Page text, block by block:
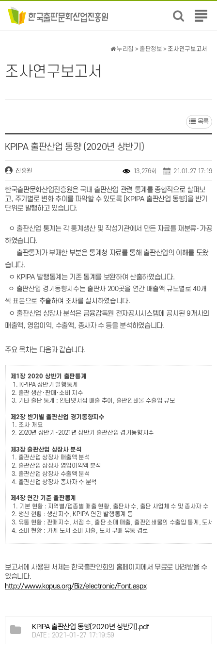
전
뉴
조사연구보고서
누리집 > 출판정보 > 조사연구보고서
목록
KPIPA 출판산업 동향 (2020년 상반기)
진흥원 13,276회 21.01.27 17:19
한국출판문화산업진흥원은 국내 출판산업 관련 통계를 종합적으로 살펴보
고, 주기별로 변화 추이를 파악할 수 있도록 [KPIPA 출판산업 동향] 을 반기
단위로 발행하고 있습니다.
ㅇ 출판산업 통계는 각 통계생산 및 작성기관에서 만든 자료를 재분류･가공
하였습니다.
출판통계가 부재한 부분은 통계청 자료를 통해 출판산업의 이해를 도왔
습니다.
ㅇ KPIPA 발행통계는 기존 통계를 보완하여 산출하였습니다.
ㅇ 출판산업 경기동향지수는 출판사 200곳을 연간 매출액 규모별로 40개
씩 표본으로 추출하여 조사를 실시하였습니다.
ㅇ 출판산업 상장사 분석은 금융감독원 전자공시시스템에 공시된9개사의
매출액, 영업이익, 수출액, 종사자 수 등을 분석하였습니다.
주요 목차는 다음과 같습니다.
제 1장 2020 상반기 출판통계
1. KPIPA 상반기 발행통계
2. 출판 생산･ 판매 ･ 소비 지수
3. 기타 출판 통계 : 인터넷서점 매출 추이 , 출판인쇄물 수출입 규모
제2장 반기별 출판산업 경기동향지수
1. 조사 개요
2. 2020년 상반기~2021년 상반기 출판산업 경기동향지수
제3장 출판산업 상장사 분석
1. 출판산업 상장사 매출액 분석
2. 출판산업 상장사 영업이익액 분석
3. 출판산업 상장사 수출액 분석
4. 출판산업 상장사 종사자 수 분석
제4장 연간 기준 출판통계
1. 기본 현황 : 지역별 /업종별 매출 현황, 출판사 수
출판 사업체 수 및 종사자 수
2. 생산 현황 : 생산지수, KPIPA 연간 발행통계 등
3. 유통 현황 : 판매지수 서점 수 출판 소매 매출
출판인쇄물의 수출입 통계, 도서
4. 소비 현황 : 가계 도서 소비 지출 도서 구매 유통 경로
보고서에 사용된 서체는 한국출판인회의 홈페이지에서 무료로 내려받을 수
있습니다.
http://www.kopus.org/Biz/electronic/Font.aspx
KPIPA 출판산업 동향(2020년 상반기).pdf
DATE : 2021-01-27 17:19:59